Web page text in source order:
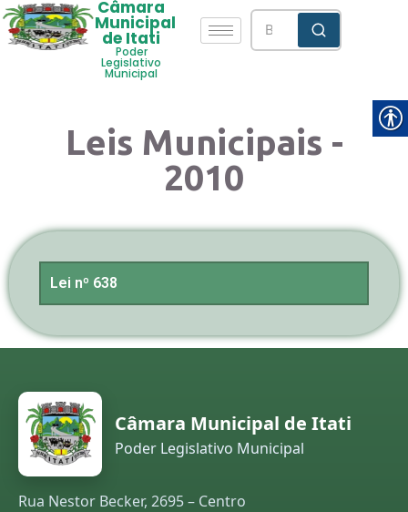
Câmara
Municipal
de Itati
Poder
Legislativo
Municipal
Leis Municipais -
2010
Lei nº 638
Câmara Municipal de Itati
Poder Legislativo Municipal
Rua Nestor Becker, 2695 – Centro